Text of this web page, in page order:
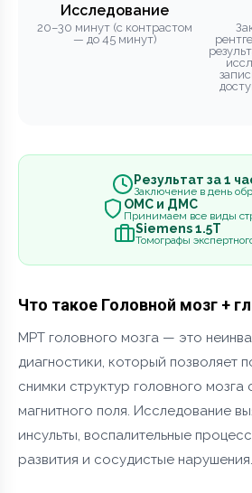
Исследование
20–30 минут (с контрастом
— до 45 минут)
Результат за 1
Заключение в день
ОМС и ДМС
Принимаем все виды
Siemens 1.5Т
Томографы
Что такое Головной мозг +
МРТ головного мозга — это
диагностики, который позволяет
снимки структур головного
магнитного поля. Исследование
инсульты, воспалительные
развития и сосудистые нарушения.